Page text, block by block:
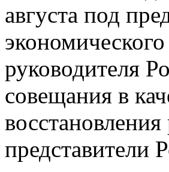
августа под
руководителя
совещания в
представители